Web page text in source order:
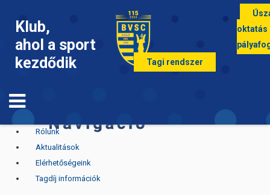
Klub,
ahol a sport
kezdődik
Tagi rendszer
oktatás
Rólunk
Aktualitások
Elérhetőségeink
Tagdíj információk